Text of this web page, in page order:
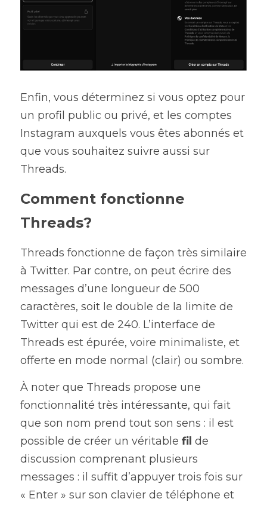
Enfin, vous déterminez si vous optez pour
un profil public ou privé, et les comptes
Instagram auxquels vous êtes abonnés et
que vous souhaitez suivre aussi sur
Threads.
Comment fonctionne
Threads?
Threads fonctionne de façon très similaire
à Twitter. Par contre, on peut écrire des
messages d’une longueur de 500
caractères, soit le double de la limite de
Twitter qui est de 240. L’interface de
Threads est épurée, voire minimaliste, et
offerte en mode normal (clair) ou sombre.
À noter que Threads propose une
fonctionnalité très intéressante, qui fait
que son nom prend tout son sens : il est
possible de créer un véritable fil de
discussion comprenant plusieurs
messages : il suffit d’appuyer trois fois sur
« Enter » sur son clavier de téléphone et